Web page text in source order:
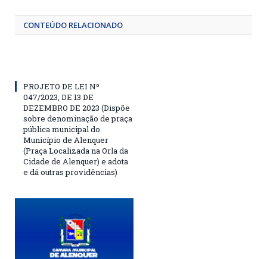
CONTEÚDO RELACIONADO
PROJETO DE LEI Nº
047/2023, DE 13 DE
DEZEMBRO DE 2023 (Dispõe
sobre denominação de praça
pública municipal do
Município de Alenquer
(Praça Localizada na Orla da
Cidade de Alenquer) e adota
e dá outras providências)